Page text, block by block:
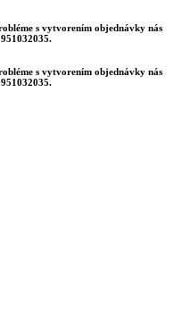
s vytvorením objednávky nás
s vytvorením objednávky nás